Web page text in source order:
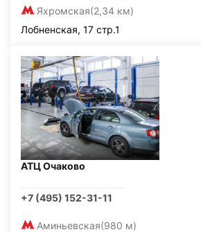
Яхромская(2,34 км)
Лобненская, 17 стр.1
АТЦ Очаково
+7 (495) 152-31-11
Аминьевская(980 м)